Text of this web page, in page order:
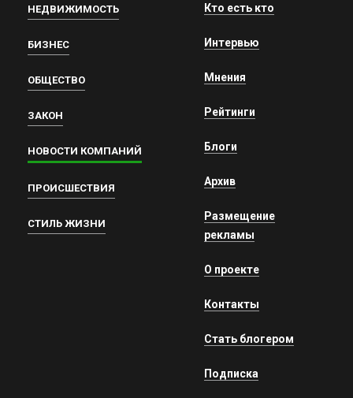
НЕДВИЖИМОСТЬ
БИЗНЕС
ОБЩЕСТВО
ЗАКОН
НОВОСТИ КОМПАНИЙ
ПРОИСШЕСТВИЯ
СТИЛЬ ЖИЗНИ
Кто есть кто
Интервью
Мнения
Рейтинги
Блоги
Архив
Размещение
рекламы
О проекте
Контакты
Стать блогером
Подписка